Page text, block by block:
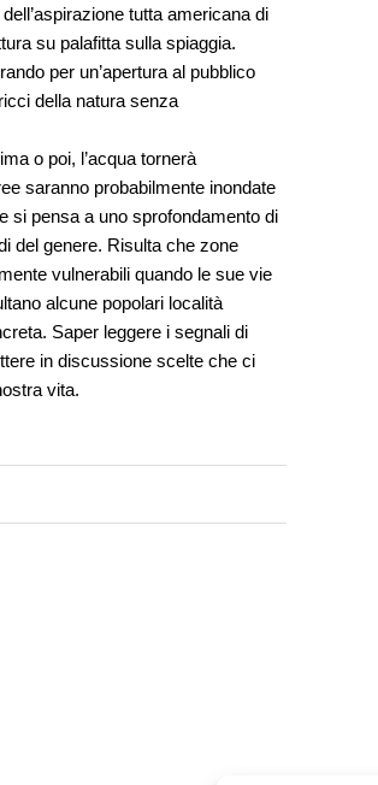
tutta americana di
su palafitta sulla spiaggia.
per un’apertura al pubblico
della natura senza
o poi, l’acqua tornerà
saranno probabilmente inondate
si pensa a uno sprofondamento di
del genere. Risulta che zone
vulnerabili quando le sue vie
alcune popolari località
Saper leggere i segnali di
in discussione scelte che ci
vita.